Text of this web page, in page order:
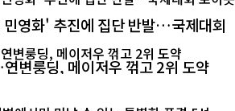
영화' 추진에 집단 반발…국제대회
변룽딩, 메이저우 꺾고 2위 도약